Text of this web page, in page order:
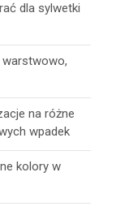
dla sylwetki
na różne
wpadek
kolory w